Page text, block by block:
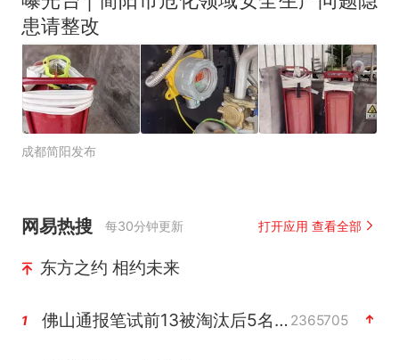
患请整改
成都简阳发布
网易热搜 每30分钟更新 打开应用 查看全部
东方之约 相约未来
1 佛山通报笔试前13被淘汰后5名进体检 2365705